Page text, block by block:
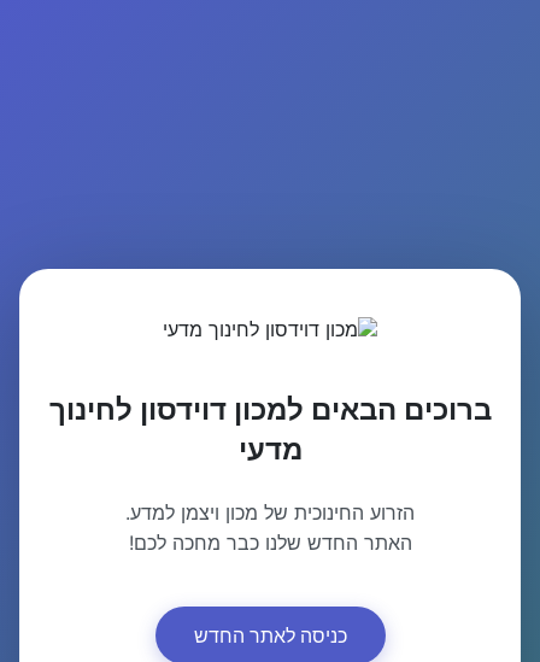
ברוכים הבאים למכון דוידסון לחינוך
מדעי
הזרוע החינוכית של מכון ויצמן למדע.
האתר החדש שלנו כבר מחכה לכם!
כניסה לאתר החדש